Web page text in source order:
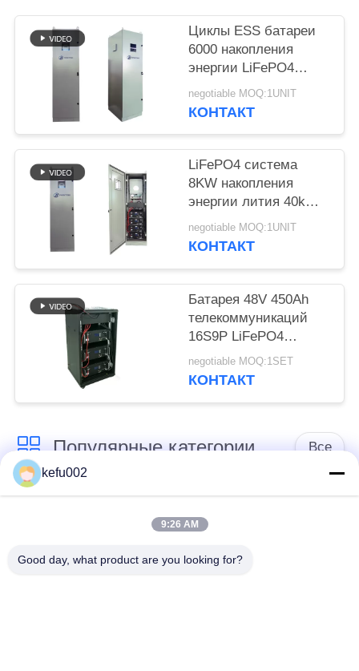
Циклы ESS батареи
6000 накопления
энергии LiFePO4
кнопки 40kWh RST
negotiable MOQ:1UNIT
КОНТАКТ
LiFePO4 система
8KW накопления
энергии лития 40kWh
вывела наружу
UL1973
negotiable MOQ:1UNIT
КОНТАКТ
Батарея 48V 450Ah
телекоммуникаций
16S9P LiFePO4
солнечная ESS PAC
negotiable MOQ:1SET
КОНТАКТ
Популярные категории Все
Глубокая батарея
цикла ЛиФеПо4
Перезаряжаемые
Солнечная батарея
kefu002
9:26 AM
Good day, what product are you looking for?